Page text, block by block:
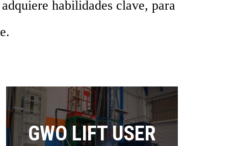
habilidades clave, para
GWOLIFT USER